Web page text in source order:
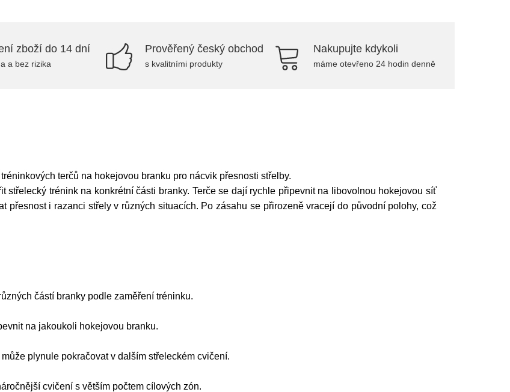
zboží do 14 dní
a bez rizika
Prověřený český obchod
s kvalitními produkty
Nakupujte kdykoli
máme otevřeno 24 hodin denně
terčů na hokejovou branku pro nácvik přesnosti střelby.
střelecký trénink na konkrétní části branky. Terče se dají rychle připevnit na libovolnou hokejovou síť
přesnost i razanci střely v různých situacích. Po zásahu se přirozeně vracejí do původní polohy, což
částí branky podle zaměření tréninku.
na jakoukoli hokejovou branku.
plynule pokračovat v dalším střeleckém cvičení.
cvičení s větším počtem cílových zón.